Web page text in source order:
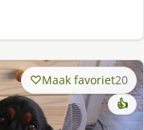
Maak favoriet20
👍